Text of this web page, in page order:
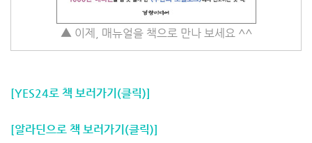
▲ 이제, 매뉴얼을 책으로 만나 보세요 ^^
[YES24로 책 보러가기(클릭)]
[알라딘으로 책 보러가기(클릭)]